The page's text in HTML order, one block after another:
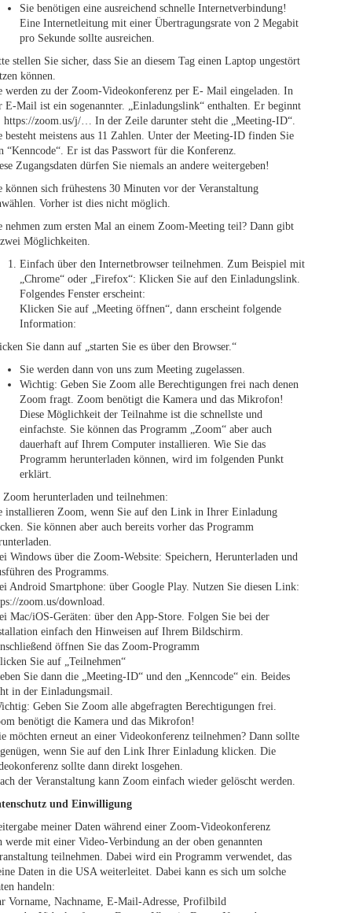
Sie benötigen eine ausreichend schnelle Internetverbindung!
Eine Internetleitung mit einer Übertragungsrate von 2 Megabit
pro Sekunde sollte ausreichen.
stellen Sie sicher, dass Sie an diesem Tag einen Laptop ungestört
können.
werden zu der Zoom-Videokonferenz per E- Mail eingeladen. In
E-Mail ist ein sogenannter. „Einladungslink“ enthalten. Er beginnt
https://zoom.us/j/… In der Zeile darunter steht die „Meeting-ID“.
besteht meistens aus 11 Zahlen. Unter der Meeting-ID finden Sie
“Kenncode“. Er ist das Passwort für die Konferenz.
Zugangsdaten dürfen Sie niemals an andere weitergeben!
können sich frühestens 30 Minuten vor der Veranstaltung
Vorher ist dies nicht möglich.
nehmen zum ersten Mal an einem Zoom-Meeting teil? Dann gibt
Möglichkeiten.
Einfach über den Internetbrowser teilnehmen. Zum Beispiel mit
„Chrome“ oder „Firefox“: Klicken Sie auf den Einladungslink.
Folgendes Fenster erscheint:
Klicken Sie auf „Meeting öffnen“, dann erscheint folgende
Information:
Sie dann auf „starten Sie es über den Browser.“
Sie werden dann von uns zum Meeting zugelassen.
Wichtig: Geben Sie Zoom alle Berechtigungen frei nach denen
Zoom fragt. Zoom benötigt die Kamera und das Mikrofon!
Diese Möglichkeit der Teilnahme ist die schnellste und
einfachste. Sie können das Programm „Zoom“ aber auch
dauerhaft auf Ihrem Computer installieren. Wie Sie das
Programm herunterladen können, wird im folgenden Punkt
erklärt.
herunterladen und teilnehmen:
installieren Zoom, wenn Sie auf den Link in Ihrer Einladung
Sie können aber auch bereits vorher das Programm
Windows über die Zoom-Website: Speichern, Herunterladen und
des Programms.
Android Smartphone: über Google Play. Nutzen Sie diesen Link:
zoom.us/download.
Mac/iOS-Geräten: über den App-Store. Folgen Sie bei der
einfach den Hinweisen auf Ihrem Bildschirm.
öffnen Sie das Zoom-Programm
Sie auf „Teilnehmen“
Sie dann die „Meeting-ID“ und den „Kenncode“ ein. Beides
in der Einladungsmail.
Geben Sie Zoom alle abgefragten Berechtigungen frei.
benötigt die Kamera und das Mikrofon!
möchten erneut an einer Videokonferenz teilnehmen? Dann sollte
wenn Sie auf den Link Ihrer Einladung klicken. Die
sollte dann direkt losgehen.
der Veranstaltung kann Zoom einfach wieder gelöscht werden.
und Einwilligung
meiner Daten während einer Zoom-Videokonferenz
werde mit einer Video-Verbindung an der oben genannten
teilnehmen. Dabei wird ein Programm verwendet, das
Daten in die USA weiterleitet. Dabei kann es sich um solche
handeln:
Vorname, Nachname, E-Mail-Adresse, Profilbild